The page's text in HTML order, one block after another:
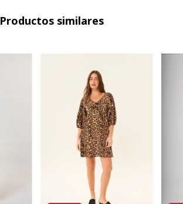
Productos similares